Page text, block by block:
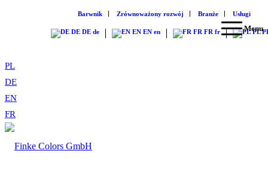
Barwnik Zrównoważony rozwój Branże Usługi
DE DE de EN EN en FR FR fr PL
PL
DE
EN
FR
Menu